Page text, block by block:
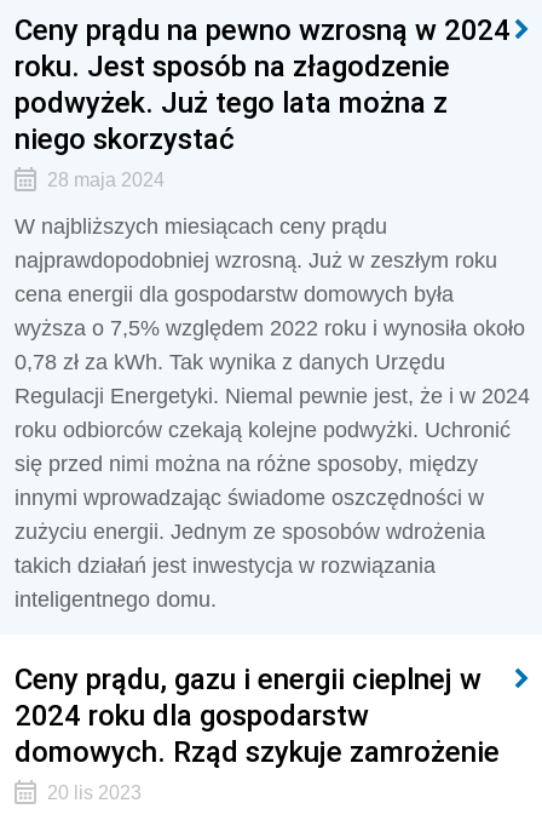
Ceny prądu na pewno wzrosną w 2024
roku. Jest sposób na złagodzenie
podwyżek. Już tego lata można z
niego skorzystać
28 maja 2024
W najbliższych miesiącach ceny prądu
najprawdopodobniej wzrosną. Już w zeszłym roku
cena energii dla gospodarstw domowych była
wyższa o 7,5% względem 2022 roku i wynosiła około
0,78 zł za kWh. Tak wynika z danych Urzędu
Regulacji Energetyki. Niemal pewnie jest, że i w 2024
roku odbiorców czekają kolejne podwyżki. Uchronić
się przed nimi można na różne sposoby, między
innymi wprowadzając świadome oszczędności w
zużyciu energii. Jednym ze sposobów wdrożenia
takich działań jest inwestycja w rozwiązania
inteligentnego domu.
Ceny prądu, gazu i energii cieplnej w
2024 roku dla gospodarstw
domowych. Rząd szykuje zamrożenie
20 lis 2023